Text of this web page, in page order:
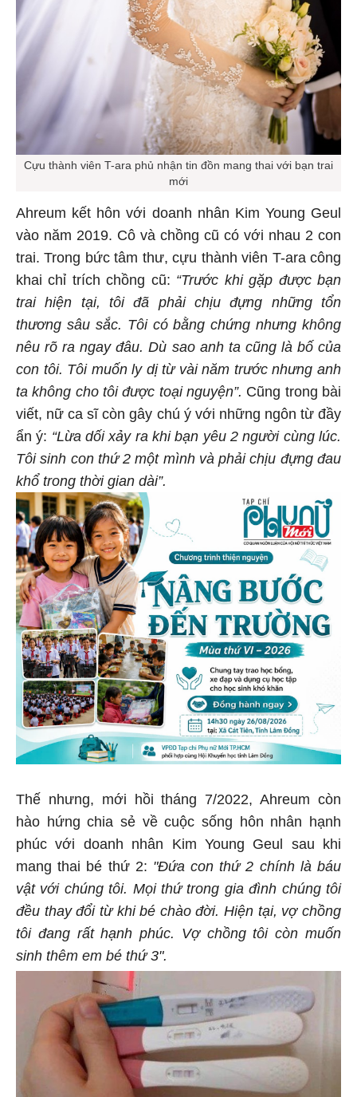
Cựu thành viên T-ara phủ nhận tin đồn mang thai với bạn trai
mới
Ahreum kết hôn với doanh nhân Kim Young Geul
vào năm 2019. Cô và chồng cũ có với nhau 2 con
trai. Trong bức tâm thư, cựu thành viên T-ara công
khai chỉ trích chồng cũ: “Trước khi gặp được bạn
trai hiện tại, tôi đã phải chịu đựng những tổn
thương sâu sắc. Tôi có bằng chứng nhưng không
nêu rõ ra ngay đâu. Dù sao anh ta cũng là bố của
con tôi. Tôi muốn ly dị từ vài năm trước nhưng anh
ta không cho tôi được toại nguyện”. Cũng trong bài
viết, nữ ca sĩ còn gây chú ý với những ngôn từ đầy
ẩn ý: “Lừa dối xảy ra khi bạn yêu 2 người cùng lúc.
Tôi sinh con thứ 2 một mình và phải chịu đựng đau
khổ trong thời gian dài”.
Thế nhưng, mới hồi tháng 7/2022, Ahreum còn
hào hứng chia sẻ về cuộc sống hôn nhân hạnh
phúc với doanh nhân Kim Young Geul sau khi
mang thai bé thứ 2: "Đứa con thứ 2 chính là báu
vật với chúng tôi. Mọi thứ trong gia đình chúng tôi
đều thay đổi từ khi bé chào đời. Hiện tại, vợ chồng
tôi đang rất hạnh phúc. Vợ chồng tôi còn muốn
sinh thêm em bé thứ 3".